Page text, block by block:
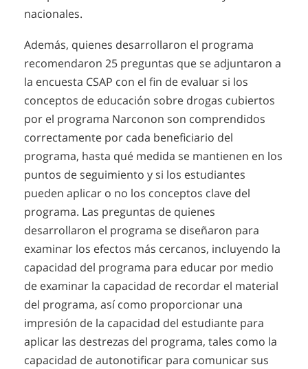
nacionales.
Además, quienes desarrollaron el programa
recomendaron 25 preguntas que se adjuntaron a
la encuesta CSAP con el fin de evaluar si los
conceptos de educación sobre drogas cubiertos
por el programa Narconon son comprendidos
correctamente por cada beneficiario del
programa, hasta qué medida se mantienen en los
puntos de seguimiento y si los estudiantes
pueden aplicar o no los conceptos clave del
programa. Las preguntas de quienes
desarrollaron el programa se diseñaron para
examinar los efectos más cercanos, incluyendo la
capacidad del programa para educar por medio
de examinar la capacidad de recordar el material
del programa, así como proporcionar una
impresión de la capacidad del estudiante para
aplicar las destrezas del programa, tales como la
capacidad de autonotificar para comunicar sus